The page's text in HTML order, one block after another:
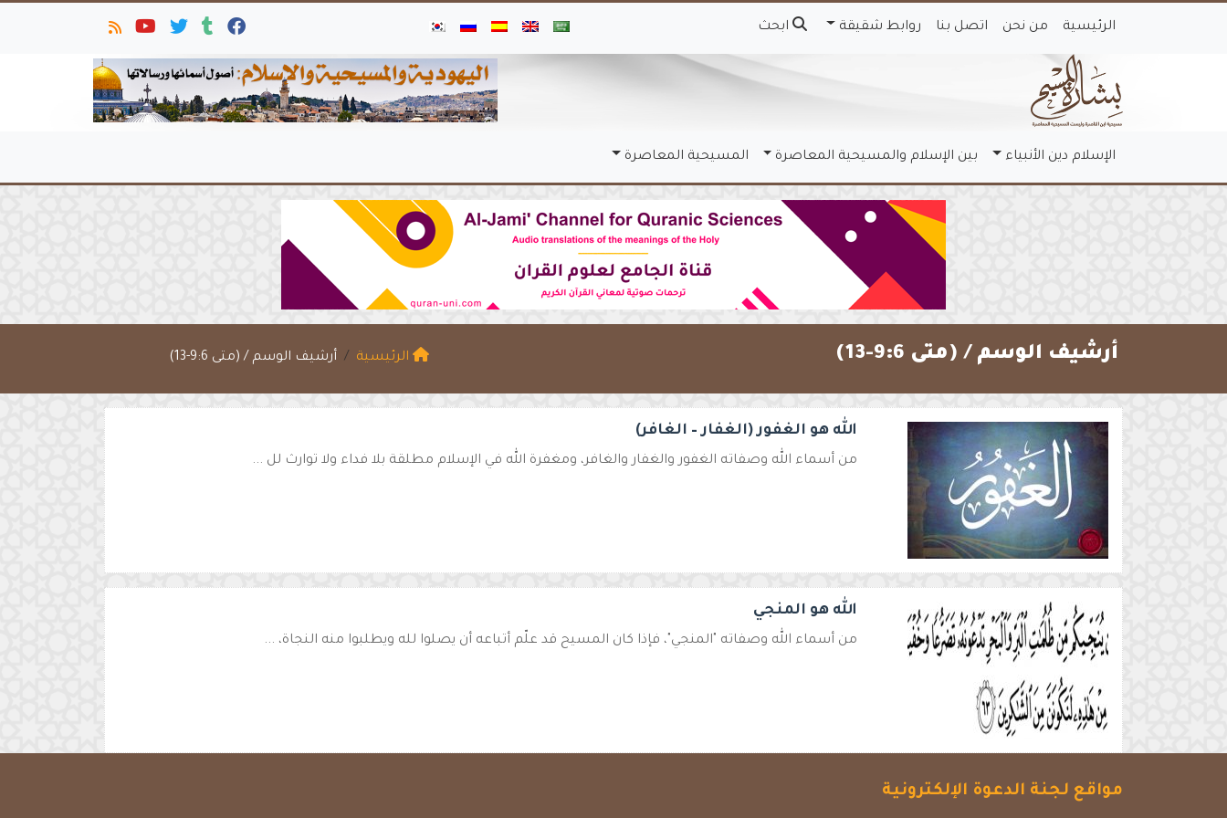
الرئيسية من نحن اتصل بنا روابط شقيقة ابحث
الإسلام دين الأنبياء بين الإسلام والمسيحية المعاصرة المسيحية المعاصرة
أرشيف الوسم / (متى 9:6-13) الرئيسية أرشيف الوسم / (متى 9:6-13)
الله هو الغفور (الغفار – الغافر)
من أسماء الله وصفاته الغفور والغفار والغافر، ومغفرة الله في الإسلام مطلقة بلا فداء ولا توارث لل ...
الله هو المنجي
من أسماء الله وصفاته "المنجي"، فإذا كان المسيح قد علّم أتباعه أن يصلوا لله ويطلبوا منه النجاة، ...
مواقع لجنة الدعوة الإلكترونية